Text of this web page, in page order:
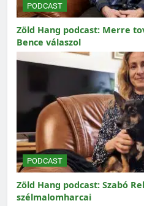
PODCAST
Zöld Hang podcast: Merre
Bence válaszol
PODCAST
Zöld Hang podcast: Szabó
szélmalomharcai